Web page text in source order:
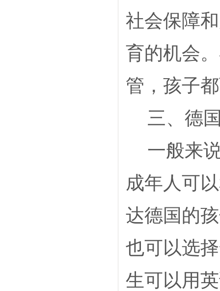
社会保障
育的机会
管，孩子
三、德
一般来说
成年人可
达德国的
也可以选
生可以用